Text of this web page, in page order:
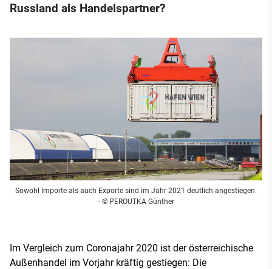
Russland als Handelspartner?
Sowohl Importe als auch Exporte sind im Jahr 2021 deutlich angestiegen.
- © PEROUTKA Günther
Im Vergleich zum Coronajahr 2020 ist der österreichische
Außenhandel im Vorjahr kräftig gestiegen: Die